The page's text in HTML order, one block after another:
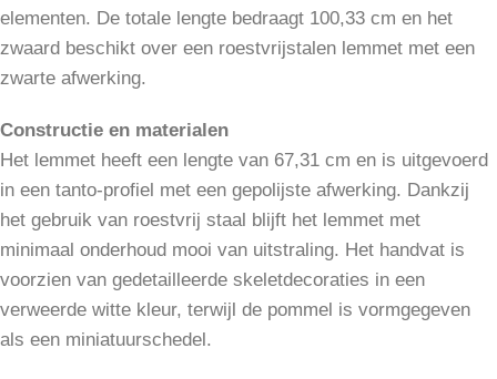
elementen. De totale lengte bedraagt 100,33 cm en het
zwaard beschikt over een roestvrijstalen lemmet met een
zwarte afwerking.
Constructie en materialen
Het lemmet heeft een lengte van 67,31 cm en is uitgevoerd
in een tanto-profiel met een gepolijste afwerking. Dankzij
het gebruik van roestvrij staal blijft het lemmet met
minimaal onderhoud mooi van uitstraling. Het handvat is
voorzien van gedetailleerde skeletdecoraties in een
verweerde witte kleur, terwijl de pommel is vormgegeven
als een miniatuurschedel.